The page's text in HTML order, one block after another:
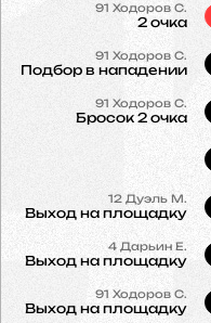
91 Ходоров С.
2 очка
91 Ходоров С.
Подбор в нападении
91 Ходоров С.
Бросок 2 очка
12 Дуэль М.
Выход на площадку
4 Дарьин Е.
Выход на площадку
91 Ходоров С.
Выход на площадку